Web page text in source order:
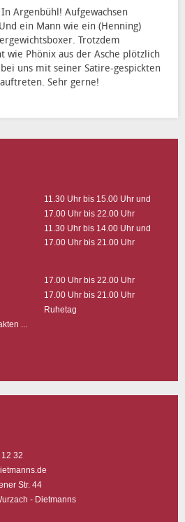
Argenbühl! Aufgewachsen
ein Mann wie ein (Henning)
Trotzdem
wie Phönix aus der Asche plötzlich
uns mit seiner Satire-gespickten
Sehr gerne!
11.30 Uhr bis 15.00 Uhr und
17.00 Uhr bis 22.00 Uhr
11.30 Uhr bis 14.00 Uhr und
17.00 Uhr bis 21.00 Uhr
...
17.00 Uhr bis 22.00 Uhr
17.00 Uhr bis 21.00 Uhr
Ruhetag
32
Str. 44
- Dietmanns